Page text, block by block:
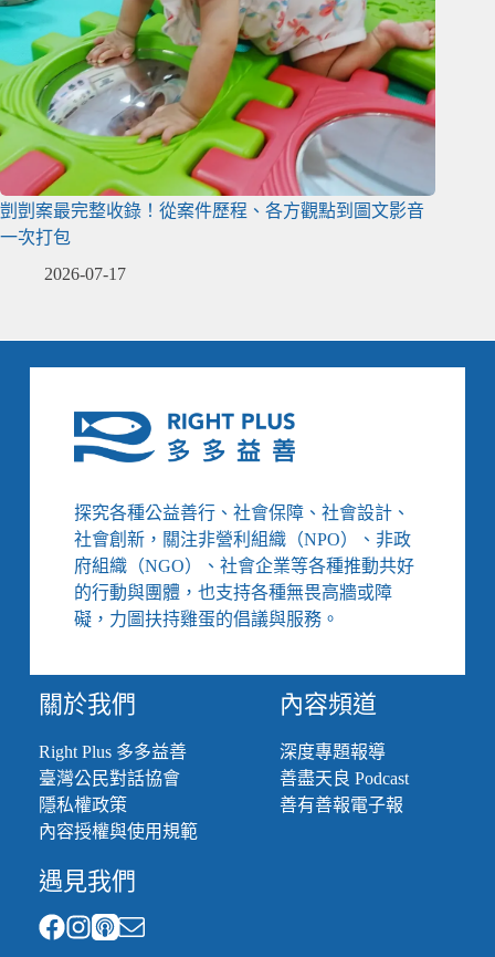
剴剴案最完整收錄！從案件歷程、各方觀點到圖文影音
一次打包
2026-07-17
探究各種公益善行、社會保障、社會設計、
社會創新，關注非營利組織（NPO）、非政
府組織（NGO）、社會企業等各種推動共好
的行動與團體，也支持各種無畏高牆或障
礙，力圖扶持雞蛋的倡議與服務。
關於我們
Right Plus 多多益善
臺灣公民對話協會
隱私權政策
內容授權與使用規範
內容頻道
深度專題報導
善盡天良 Podcast
善有善報電子報
遇見我們